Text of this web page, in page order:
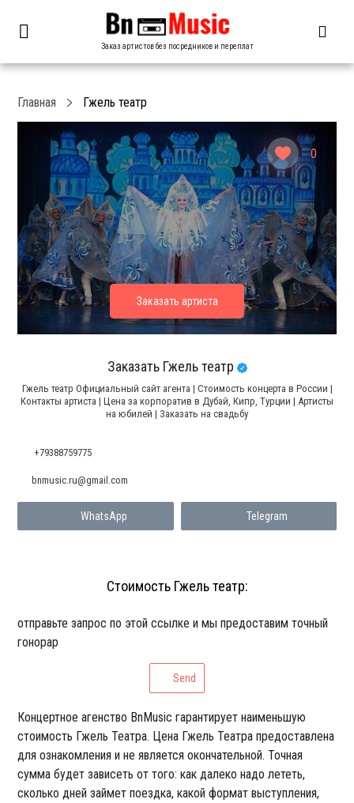
Заказ артистов без посредников и переплат
0
Главная Гжель театр
Заказать Гжель театр
Гжель театр Официальный сайт агента | Стоимость концерта в России |
Контакты артиста | Цена за корпоратив в Дубай, Кипр, Турции | Артисты
на юбилей | Заказать на свадьбу
+79388759775
WhatsApp Telegram
bnmusic.ru@gmail.com
Стоимость Гжель театр:
отправьте запрос по этой ссылке и мы предоставим точный
гонорар
Send
Концертное агенство BnMusic гарантирует наименьшую
стоимость Гжель Театра. Цена Гжель Театра предоставлена
для ознакомления и не является окончательной. Точная
сумма будет зависеть от того: как далеко надо лететь,
сколько дней займет поездка, какой формат выступления,